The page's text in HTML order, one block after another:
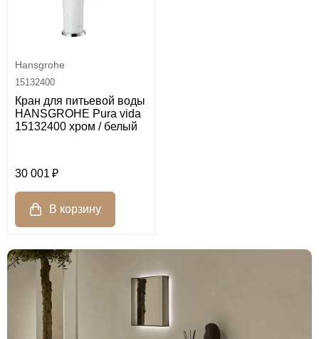
Hansgrohe
15132400
Кран для питьевой воды
HANSGROHE Pura vida
15132400 хром / белый
30 001